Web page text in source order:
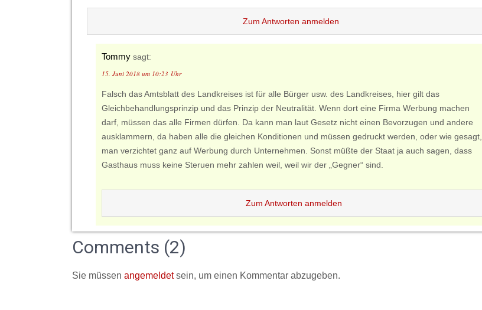
Zum Antworten anmelden
Tommy sagt:
15. Juni 2018 um 10:23 Uhr
Falsch das Amtsblatt des Landkreises ist für alle Bürger usw. des Landkreises, hier gilt das
Gleichbehandlungsprinzip und das Prinzip der Neutralität. Wenn dort eine Firma Werbung machen
darf, müssen das alle Firmen dürfen. Da kann man laut Gesetz nicht einen Bevorzugen und andere
ausklammern, da haben alle die gleichen Konditionen und müssen gedruckt werden, oder wie gesagt,
man verzichtet ganz auf Werbung durch Unternehmen. Sonst müßte der Staat ja auch sagen, dass
Gasthaus muss keine Steruen mehr zahlen weil, weil wir der „Gegner“ sind.
Zum Antworten anmelden
Comments (2)
Sie müssen angemeldetsein, um einen Kommentar abzugeben.